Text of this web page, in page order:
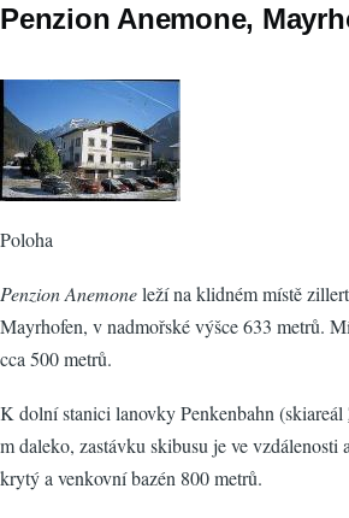
Penzion Anemone,
Poloha
Penzion Anemoneleží na klidném místě
Mayrhofen, v nadmořské výšce 633 metrů.
cca 500 metrů.
K dolní stanici lanovky Penkenbahn (skiareál
m daleko, zastávku skibusu je ve vzdálenosti
krytý a venkovní bazén 800 metrů.